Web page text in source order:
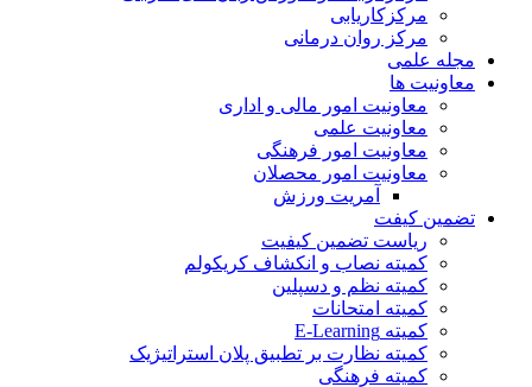
مرکزکاریابی
مرکز روان درمانی
مجله علمی
معاونیت ها
معاونیت امور مالی و اداری
معاونیت علمی
معاونیت امور فرهنگی
معاونیت امور محصلان
آمریت ورزش
تضمین کیفت
ریاست تضمین کیفیت
کمیته نصاب و انکشاف کریکولم
کمیته نظم و دسپلین
کمیته امتحانات
کمیته E-Learning
کمیته نظارت بر تطبیق پلان استراتیژیک
کمیته فرهنگی